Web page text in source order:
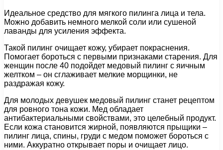
Идеальное средство для мягкого пилинга лица и тела.
Можно добавить немного мелкой соли или сушеной
лаванды для усиления эффекта.
Такой пилинг очищает кожу, убирает покраснения.
Помогает бороться с первыми признаками старения. Для
женщин после 40 подойдет медовый пилинг с яичным
желтком – он сглаживает мелкие морщинки, не
раздражая кожу.
Для молодых девушек медовый пилинг станет рецептом
для ровного тона кожи. Мед обладает
антибактериальными свойствами, это целебный продукт.
Если кожа становится жирной, появляются прыщики –
пилинг лица, спины, груди с медом поможет бороться с
ними. Аккуратно открывает поры и очищает лицо.